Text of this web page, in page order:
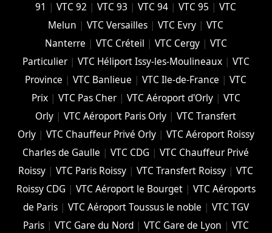
91 |VTC 92 |VTC 93 |VTC 94 |VTC 95 |VTC
Melun |VTC Versailles |VTC Evry |VTC
Nanterre | VTC Créteil | VTC Cergy| VTC
Particulier| VTC Héliport Issy-les-Moulineaux| VTC
Province |VTC Banlieue |VTC Ile-de-France |VTC
Prix| VTC Pas Cher| VTC Aéroport d'Orly| VTC
Orly |VTC Aéroport Paris Orly |VTC Transfert
Orly| VTC Chauffeur Privé Orly| VTC Aéroport Roissy
Charles de Gaulle |VTC CDG |VTC Chauffeur Privé
Roissy |VTC Paris Roissy |VTC Transfert Roissy |VTC
Roissy CDG | VTC Aéroport le Bourget| VTC Aéroports
de Paris| VTC Aéroport Toussus le noble | VTC TGV
Paris| VTC Gare du Nord| VTC Gare de Lyon | VTC